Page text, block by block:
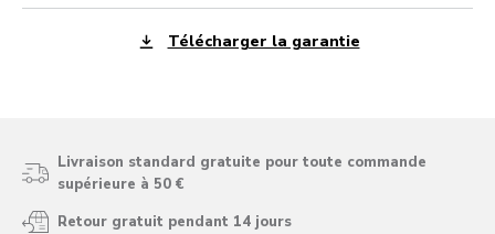
Télécharger la garantie
Livraison standard gratuite pour toute commande
supérieure à 50 €
Retour gratuit pendant 14 jours